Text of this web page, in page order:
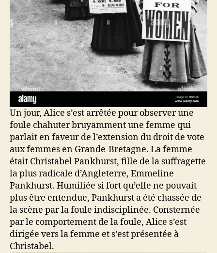
Un jour, Alice s’est arrêtée pour observer une
foule chahuter bruyamment une femme qui
parlait en faveur de l’extension du droit de vote
aux femmes en Grande-Bretagne. La femme
était Christabel Pankhurst, fille de la suffragette
la plus radicale d’Angleterre, Emmeline
Pankhurst. Humiliée si fort qu’elle ne pouvait
plus être entendue, Pankhurst a été chassée de
la scène par la foule indisciplinée. Consternée
par le comportement de la foule, Alice s’est
dirigée vers la femme et s’est présentée à
Christabel.